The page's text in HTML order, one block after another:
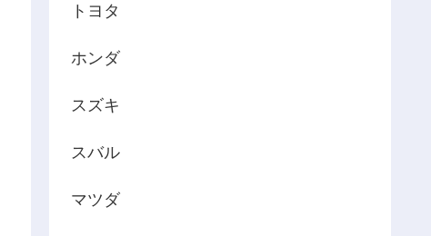
トヨタ
ホンダ
スズキ
スバル
マツダ